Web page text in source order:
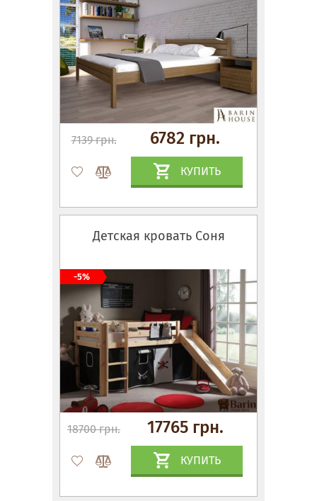
7139 грн. 6782 грн.
КУПИТЬ
Детская кровать Соня
18700 грн. 17765 грн.
КУПИТЬ
-5%